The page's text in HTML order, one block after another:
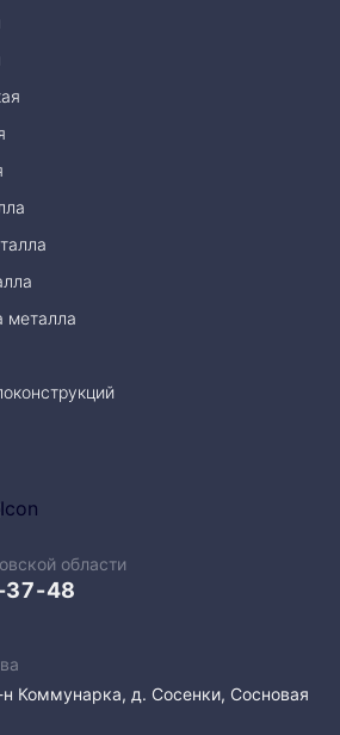
металла
области
37-48
Коммунарка, д. Сосенки, Сосновая